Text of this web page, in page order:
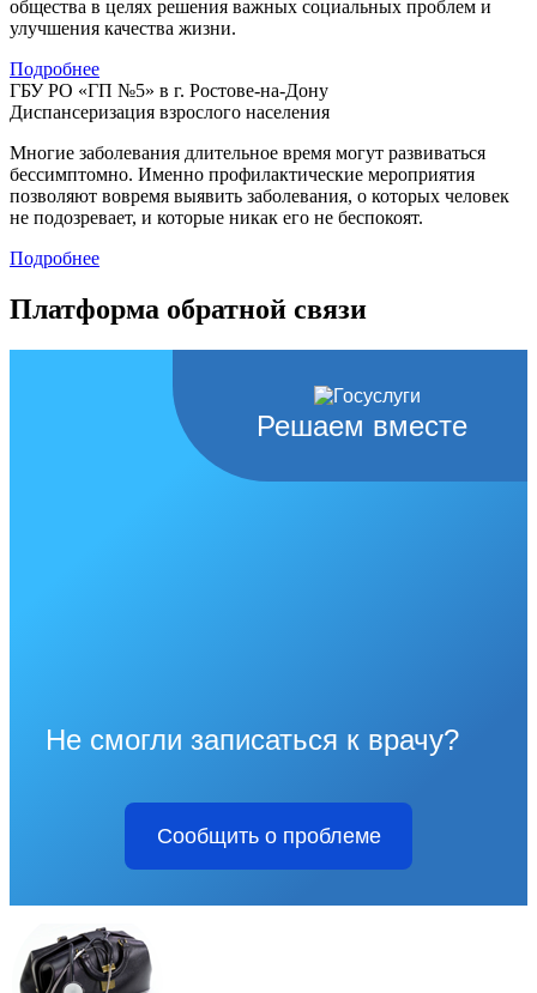
общества в целях решения важных социальных проблем и
улучшения качества жизни.
Подробнее
ГБУ РО «ГП №5» в г. Ростове-на-Дону
Диспансеризация взрослого населения
Многие заболевания длительное время могут развиваться
бессимптомно. Именно профилактические мероприятия
позволяют вовремя выявить заболевания, о которых человек
не подозревает, и которые никак его не беспокоят.
Подробнее
Платформа обратной связи
Решаем вместе
Не смогли записаться к врачу?
Сообщить о проблеме